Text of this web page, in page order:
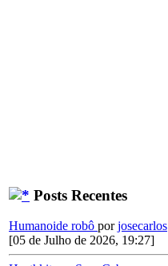
Posts Recentes
Humanoide robô porjosecarlos
[05 de Julho de 2026, 19:27]